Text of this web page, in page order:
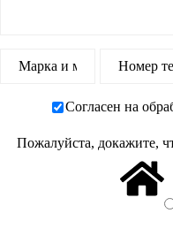
Согласен на
Пожалуйста, докажите,